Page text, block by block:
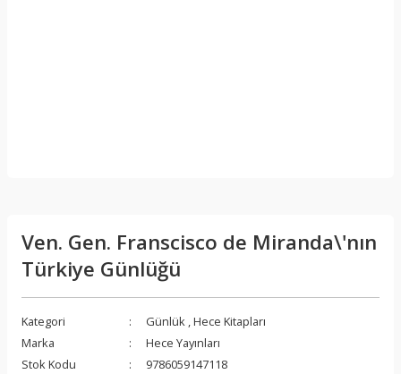
Ven. Gen. Franscisco de Miranda\'nın
Türkiye Günlüğü
Kategori Günlük ,Hece Kitapları
Marka
Hece Yayınları
Stok Kodu
9786059147118